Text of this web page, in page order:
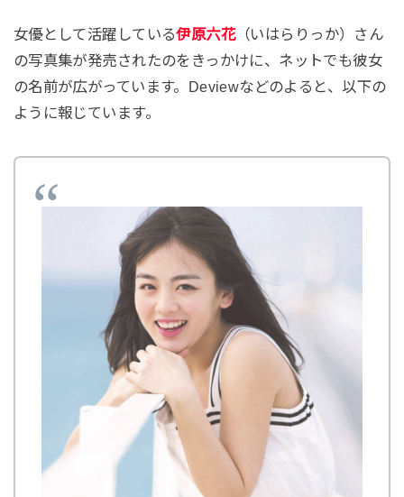
女優として活躍している伊原六花（いはらりっか）さん
の写真集が発売されたのをきっかけに、ネットでも彼女
の名前が広がっています。Deviewなどのよると、以下の
ように報じています。